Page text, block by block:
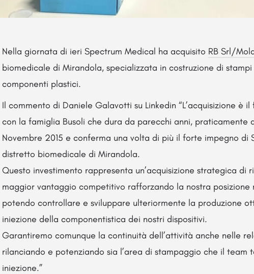
Nella giornata di ieri Spectrum Medical ha acquisito RB Srl/
biomedicale di Mirandola, specializzata in costruzione di
componenti plastici.
Il commento di Daniele Galavotti su Linkedin “L’acquisizione è
con la famiglia Busoli che dura da parecchi anni, praticamente
Novembre 2015 e conferma una volta di più il forte impegno di
distretto biomedicale di Mirandola.
Questo investimento rappresenta un’acquisizione strategica di
maggior vantaggio competitivo rafforzando la nostra
potendo controllare e sviluppare ulteriormente la produzione
iniezione della componentistica dei nostri dispositivi.
Garantiremo comunque la continuità dell’attività anche nelle
rilanciando e potenziando sia l’area di stampaggio che il team
iniezione.”